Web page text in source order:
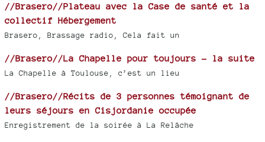
//Brasero//Plateau avec la Case de santé et la
collectif Hébergement
Brasero, Brassage radio, Cela fait un
//Brasero//La Chapelle pour toujours - la suite
La Chapelle à Toulouse, c’est un lieu
//Brasero//Récits de 3 personnes témoignant de
leurs séjours en Cisjordanie occupée
Enregistrement de la soirée à La Relâche